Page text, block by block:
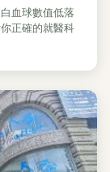
血球數值低落
正確的就醫科